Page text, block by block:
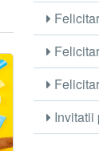
Invitatii